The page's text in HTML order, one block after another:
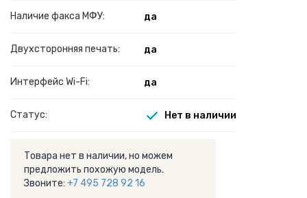
Наличие факса МФУ: да
Двухсторонняя печать: да
Интерфейс Wi-Fi: да
Статус: Нет в наличии
Товара нет в наличии, но можем
предложить похожую модель.
Звоните: +7 495 728 92 16